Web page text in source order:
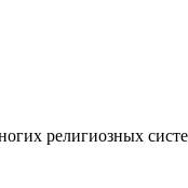
религиозных